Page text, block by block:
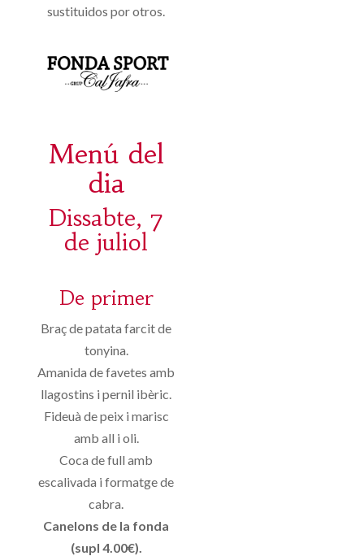
sustituidos por otros.
Menú del
dia
Dissabte, 7
de juliol
De primer
Braç de patata farcit de
tonyina.
Amanida de favetes amb
llagostins i pernil ibèric.
Fideuà de peix i marisc
amb all i oli.
Coca de full amb
escalivada i formatge de
cabra.
Canelons de la fonda
(supl 4.00€).